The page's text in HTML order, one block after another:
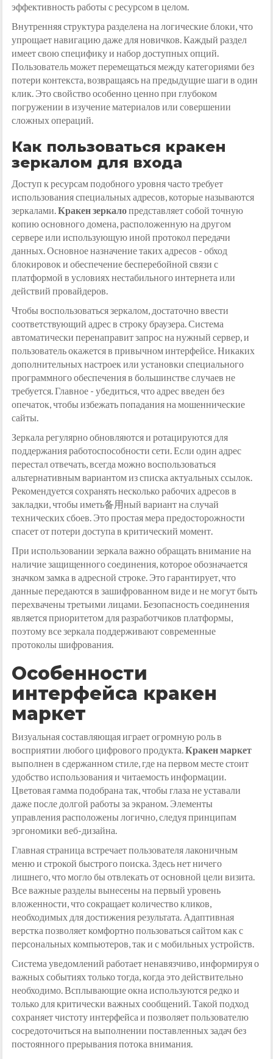
эффективность работы с ресурсом в целом.
Внутренняя структура разделена на логические блоки, что
упрощает навигацию даже для новичков. Каждый раздел
имеет свою специфику и набор доступных опций.
Пользователь может перемещаться между категориями без
потери контекста, возвращаясь на предыдущие шаги в один
клик. Это свойство особенно ценно при глубоком
погружении в изучение материалов или совершении
сложных операций.
Как пользоваться кракен
зеркалом для входа
Доступ к ресурсам подобного уровня часто требует
использования специальных адресов, которые называются
зеркалами.Кракен зеркалопредставляет собой точную
копию основного домена, расположенную на другом
сервере или использующую иной протокол передачи
данных. Основное назначение таких адресов - обход
блокировок и обеспечение бесперебойной связи с
платформой в условиях нестабильного интернета или
действий провайдеров.
Чтобы воспользоваться зеркалом, достаточно ввести
соответствующий адрес в строку браузера. Система
автоматически перенаправит запрос на нужный сервер, и
пользователь окажется в привычном интерфейсе. Никаких
дополнительных настроек или установки специального
программного обеспечения в большинстве случаев не
требуется. Главное - убедиться, что адрес введен без
опечаток, чтобы избежать попадания на мошеннические
сайты.
Зеркала регулярно обновляются и ротацируются для
поддержания работоспособности сети. Если один адрес
перестал отвечать, всегда можно воспользоваться
альтернативным вариантом из списка актуальных ссылок.
Рекомендуется сохранять несколько рабочих адресов в
закладки, чтобы иметь备用ный вариант на случай
технических сбоев. Это простая мера предосторожности
спасет от потери доступа в критический момент.
При использовании зеркала важно обращать внимание на
наличие защищенного соединения, которое обозначается
значком замка в адресной строке. Это гарантирует, что
данные передаются в зашифрованном виде и не могут быть
перехвачены третьими лицами. Безопасность соединения
является приоритетом для разработчиков платформы,
поэтому все зеркала поддерживают современные
протоколы шифрования.
Особенности
интерфейса кракен
маркет
Визуальная составляющая играет огромную роль в
восприятии любого цифрового продукта.Кракен маркет
выполнен в сдержанном стиле, где на первом месте стоит
удобство использования и читаемость информации.
Цветовая гамма подобрана так, чтобы глаза не уставали
даже после долгой работы за экраном. Элементы
управления расположены логично, следуя принципам
эргономики веб-дизайна.
Главная страница встречает пользователя лаконичным
меню и строкой быстрого поиска. Здесь нет ничего
лишнего, что могло бы отвлекать от основной цели визита.
Все важные разделы вынесены на первый уровень
вложенности, что сокращает количество кликов,
необходимых для достижения результата. Адаптивная
верстка позволяет комфортно пользоваться сайтом как с
персональных компьютеров, так и с мобильных устройств.
Система уведомлений работает ненавязчиво, информируя о
важных событиях только тогда, когда это действительно
необходимо. Всплывающие окна используются редко и
только для критически важных сообщений. Такой подход
сохраняет чистоту интерфейса и позволяет пользователю
сосредоточиться на выполнении поставленных задач без
постоянного прерывания потока внимания.